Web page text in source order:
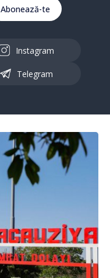
Abonează-te
Instagram
Telegram